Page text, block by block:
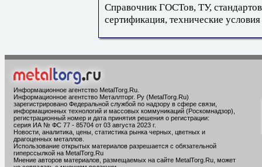
Справочник ГОСТов, ТУ,
сертификация, технические условия
Информационное агентство MetalTorg.Ru
Информационное агентство Металлторг. Ру (MetalTorg.Ru)
зарегистрировано Федеральной службой по надзору в сфере связи,
информационных технологий и массовых коммуникаций (Роскомнадзор),
регистрационный номер и дата принятия решения о регистрации:
серия ИА № ФС 77 - 85704 от 03 августа 2023 г.
Новости, аналитика, цены, статистика рынка черных, цветных и
драгоценных металлов.
Использование открытых материалов разрешается с обязательной
гиперссылкой на MetalTorg.Ru
Мнение авторов материалов, размещаемых на сайте MetalTorg.Ru, может